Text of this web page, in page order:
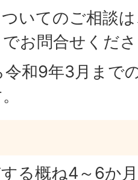
いてのご相談
でお問合せくだ
和9年3月まで
る概ね4～6か